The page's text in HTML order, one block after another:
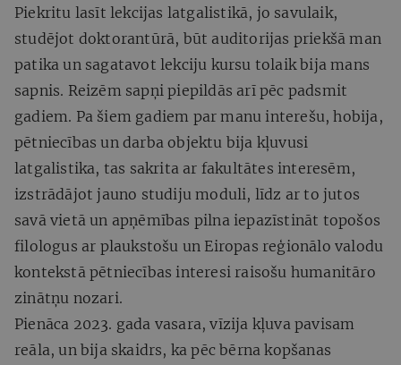
Piekritu lasīt lekcijas latgalistikā, jo savulaik,
studējot doktorantūrā, būt auditorijas priekšā man
patika un sagatavot lekciju kursu tolaik bija mans
sapnis. Reizēm sapņi piepildās arī pēc padsmit
gadiem. Pa šiem gadiem par manu interešu, hobija,
pētniecības un darba objektu bija kļuvusi
latgalistika, tas sakrita ar fakultātes interesēm,
izstrādājot jauno studiju moduli, līdz ar to jutos
savā vietā un apņēmības pilna iepazīstināt topošos
filologus ar plaukstošu un Eiropas reģionālo valodu
kontekstā pētniecības interesi raisošu humanitāro
zinātņu nozari.
Pienāca 2023. gada vasara, vīzija kļuva pavisam
reāla, un bija skaidrs, ka pēc bērna kopšanas